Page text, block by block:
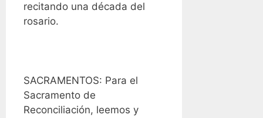
recitando una década del
rosario.
SACRAMENTOS: Para el
Sacramento de
Reconciliación, leemos y